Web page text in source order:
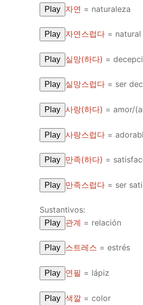
Play 자연 = naturaleza
Play 자연스럽다 = natural
Play 실망(하다) =
Play 실망스럽다 = ser
Play 사랑(하다) = amor/
Play 사랑스럽다 =
Play 만족(하다) =
Play 만족스럽다 = ser
Sustantivos:
Play 관계 = relación
Play 스트레스 = estrés
Play 연필 = lápiz
Play 색깔 = color